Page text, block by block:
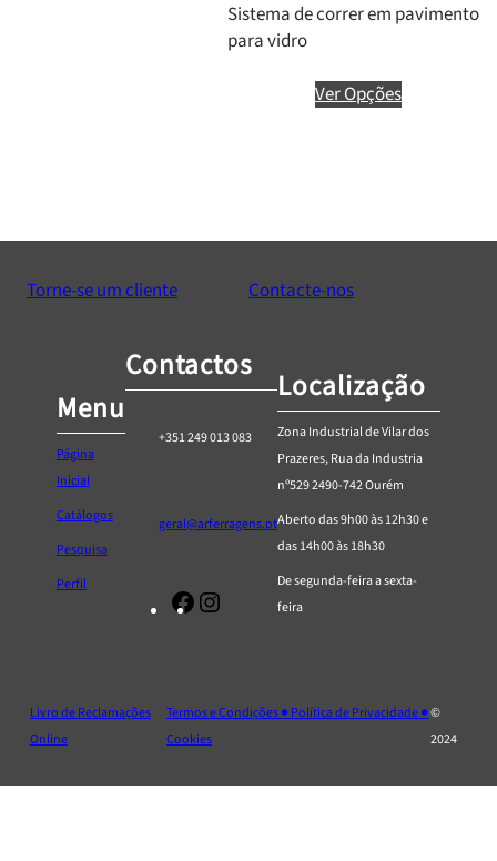
Sistema de correr em pavimento
para vidro
Ver Opções
Torne-se um cliente Contacte-nos
Menu
Página
Inicial
Catálogos
Pesquisa
Perfil
Contactos
+351 249 013 083
geral@arferragens.pt
Facebook
AR
Localização
Zona Industrial de Vilar dos
Prazeres, Rua da Industria
nº529 2490-742 Ourém
Aberto das 9h00 às 12h30 e
das 14h00 às 18h30
De segunda-feira a sexta-
feira
Livro de Reclamações
Online
Termos e Condições ● Política de Privacidade ●
Cookies
©
2024